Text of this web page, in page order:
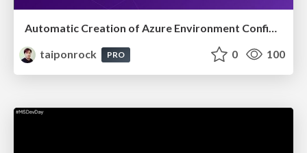
Automatic Creation of Azure Environment Configuration Diagrams! with Datadog Cloudcraft
taiponrock
PRO 0 100